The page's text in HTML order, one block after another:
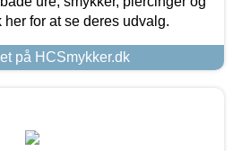
for at se deres udvalg.
på HCSmykker.dk